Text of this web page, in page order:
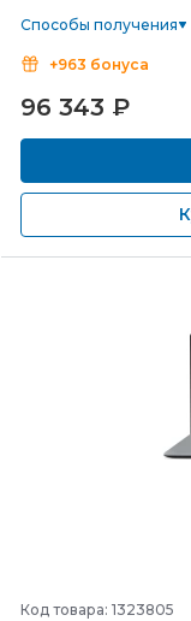
Способы получения
+963 бонуса
96 343 ₽
Код товара: 1323805